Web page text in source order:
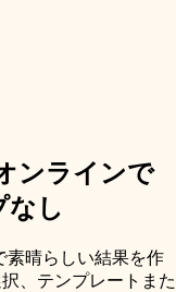
ンラインで
なし
素晴らしい結果を作
、テンプレートまた